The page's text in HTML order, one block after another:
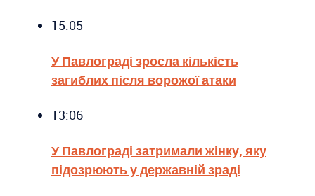
15:05
У Павлограді зросла кількість
загиблих після ворожої атаки
13:06
У Павлограді затримали жінку, яку
підозрюють у державній зраді